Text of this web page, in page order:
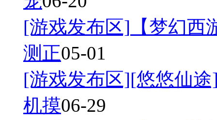
[游戏发布区] 【梦幻
测正05-01
[游戏发布区][悠悠仙
机摸06-29